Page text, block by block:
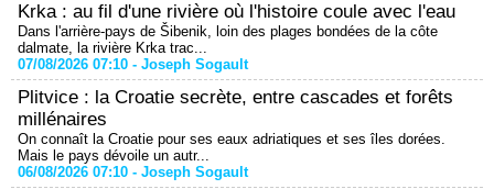
Krka : au fil d'une rivière où l'histoire coule avec l'eau
Dans l'arrière-pays de Šibenik, loin des plages bondées de la côte
dalmate, la rivière Krka trac...
07/08/2026 07:10 - Joseph Sogault
Plitvice : la Croatie secrète, entre cascades et forêts
millénaires
On connaît la Croatie pour ses eaux adriatiques et ses îles dorées.
Mais le pays dévoile un autr...
06/08/2026 07:10 - Joseph Sogault